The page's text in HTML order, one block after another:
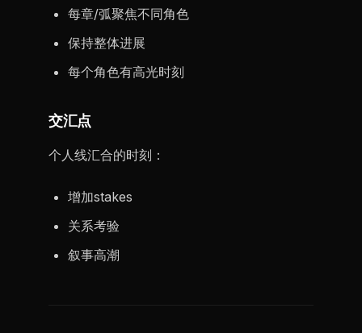
每章/弧聚焦不同角色
保持整体进展
每个角色有高光时刻
交汇点
个人线汇合的时刻：
增加stakes
关系考验
叙事高潮